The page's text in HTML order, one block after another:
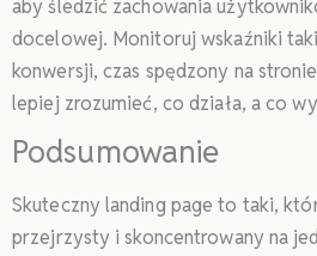
aby śledzić zachowania
docelowej. Monitoruj wskaźniki
konwersji, czas spędzony na
lepiej zrozumieć, co działa, a co
Podsumowanie
Skuteczny landing page to taki,
przejrzysty i skoncentrowany na